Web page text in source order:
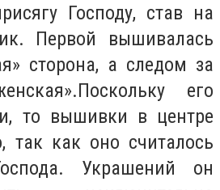
Господу, став на
Первой вышивалась
сторона, а следом за
его
то вышивки в центре
так как оно считалось
Украшений он